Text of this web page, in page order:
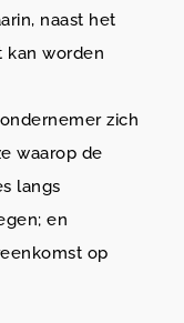
naast het
kan worden
zich
waarop de
langs
en
op